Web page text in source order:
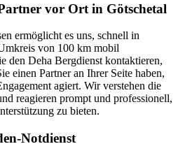
vor Ort in Götschetal
ermöglicht es uns, schnell in
von 100 km mobil
den Deha Bergdienst kontaktieren,
einen Partner an Ihrer Seite haben,
agiert. Wir verstehen die
reagieren prompt und professionell,
zu bieten.
Notdienst